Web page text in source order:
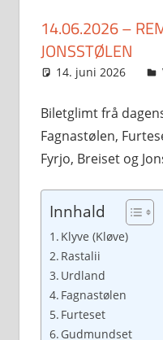
14.06.2026 –
JONSSTØLEN
14. juni 2026
Biletglimt frå
Fagnastølen,
Fyrjo, Breiset og
Innhald
Klyve (Kløve)
Rastalii
Urdland
Fagnastølen
Furteset
Gudmundset